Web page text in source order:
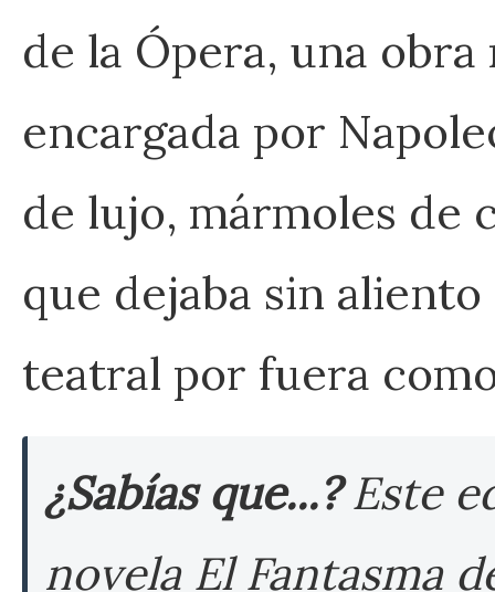
de la Ópera, una
encargada por
de lujo, mármoles de
que dejaba sin
teatral por fuera
¿Sabías que...?Este
novela El Fantasma